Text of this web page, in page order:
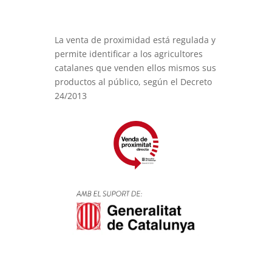
La venta de proximidad está regulada y
permite identificar a los agricultores
catalanes que venden ellos mismos sus
productos al público, según el Decreto
24/2013